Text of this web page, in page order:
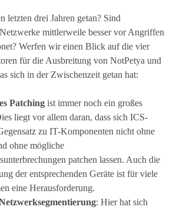
letzten drei Jahren getan? Sind
mittlerweile besser vor Angriffen
Werfen wir einen Blick auf die vier
für die Ausbreitung von NotPetya und
sich in der Zwischenzeit getan hat:
Patching ist immer noch ein großes
liegt vor allem daran, dass sich ICS-
zu IT-Komponenten nicht ohne
ohne mögliche
patchen lassen. Auch die
der entsprechenden Geräte ist für viele
eine Herausforderung.
: Hier hat sich